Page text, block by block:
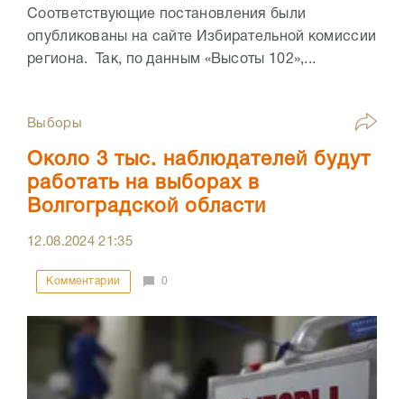
Соответствующие постановления были
опубликованы на сайте Избирательной комиссии
региона. Так, по данным «Высоты 102»,...
Выборы
Около 3 тыс. наблюдателей будут
работать на выборах в
Волгоградской области
12.08.202421:35
Комментарии 0